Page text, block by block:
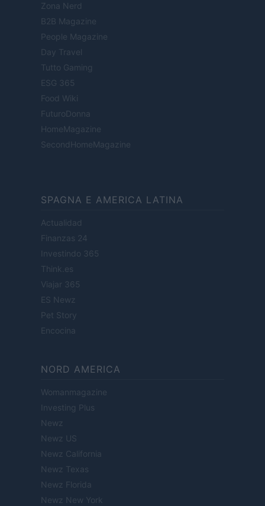
Zona Nerd
B2B Magazine
People Magazine
Day Travel
Tutto Gaming
ESG 365
Food Wiki
FuturoDonna
HomeMagazine
SecondHomeMagazine
SPAGNA E AMERICA LATINA
Actualidad
Finanzas 24
Investindo 365
Think.es
Viajar 365
ES Newz
Pet Story
Encocina
NORD AMERICA
Womanmagazine
Investing Plus
Newz
Newz US
Newz California
Newz Texas
Newz Florida
Newz New York